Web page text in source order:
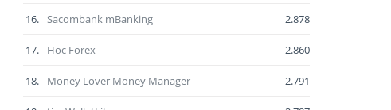
16. Sacombank mBanking 2.878
17. Học Forex 2.860
18. Money Lover Money Manager 2.791